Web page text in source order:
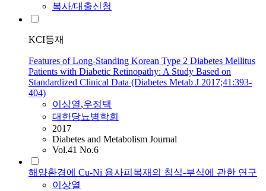
복사/대출신청
KCI등재
Features of Long-Standing Korean Type 2 Diabetes Mellitus
Patients with Diabetic Retinopathy: A Study Based on
Standardized Clinical Data (Diabetes Metab J 2017;41:393-
404)
이상열,우정택
대한당뇨병학회
2017
Diabetes and Metabolism Journal
Vol.41 No.6
해양환경에 Cu-Ni 용사피복재의 침식-부식에 관한 연구
이상열